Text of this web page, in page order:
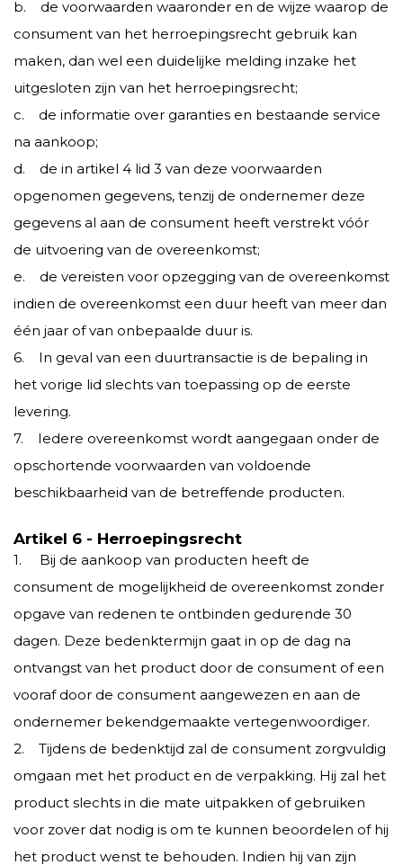
b. de voorwaarden waaronder en de wijze waarop de
consument van het herroepingsrecht gebruik kan
maken, dan wel een duidelijke melding inzake het
uitgesloten zijn van het herroepingsrecht;
c. de informatie over garanties en bestaande service
na aankoop;
d. de in artikel 4 lid 3 van deze voorwaarden
opgenomen gegevens, tenzij de ondernemer deze
gegevens al aan de consument heeft verstrekt vóór
de uitvoering van de overeenkomst;
e. de vereisten voor opzegging van de overeenkomst
indien de overeenkomst een duur heeft van meer dan
één jaar of van onbepaalde duur is.
6. In geval van een duurtransactie is de bepaling in
het vorige lid slechts van toepassing op de eerste
levering.
7. Iedere overeenkomst wordt aangegaan onder de
opschortende voorwaarden van voldoende
beschikbaarheid van de betreffende producten.
Artikel 6 - Herroepingsrecht
1. Bij de aankoop van producten heeft de
consument de mogelijkheid de overeenkomst zonder
opgave van redenen te ontbinden gedurende 30
dagen. Deze bedenktermijn gaat in op de dag na
ontvangst van het product door de consument of een
vooraf door de consument aangewezen en aan de
ondernemer bekendgemaakte vertegenwoordiger.
2. Tijdens de bedenktijd zal de consument zorgvuldig
omgaan met het product en de verpakking. Hij zal het
product slechts in die mate uitpakken of gebruiken
voor zover dat nodig is om te kunnen beoordelen of hij
het product wenst te behouden. Indien hij van zijn